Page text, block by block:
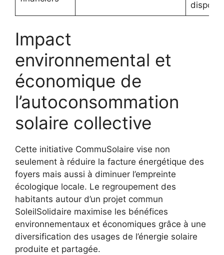
Impact
environnemental et
économique de
l’autoconsommation
solaire collective
Cette initiative CommuSolaire vise non
seulement à réduire la facture énergétique des
foyers mais aussi à diminuer l’empreinte
écologique locale. Le regroupement des
habitants autour d’un projet commun
SoleilSolidaire maximise les bénéfices
environnementaux et économiques grâce à une
diversification des usages de l’énergie solaire
produite et partagée.